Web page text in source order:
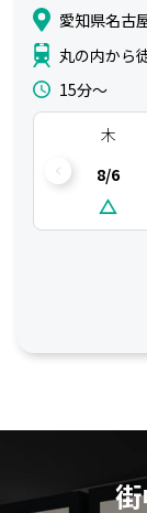
愛知県名古
丸の内から
15分〜
木
8/6